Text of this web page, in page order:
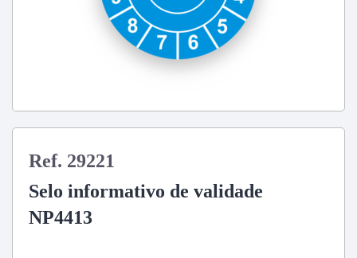
Ref. 29221
Selo informativo de validade
NP4413